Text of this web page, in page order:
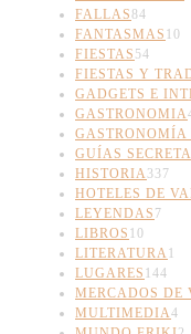
FALLAS84
FANTASMAS 10
FIESTAS 54
FIESTAS Y
GADGETS E
GASTRONOMIA
GASTRONOMÍA
GUÍAS
HISTORIA337
HOTELES DE
LEYENDAS 7
LIBROS 10
LITERATURA1
LUGARES 144
MERCADOS DE
MULTIMEDIA4